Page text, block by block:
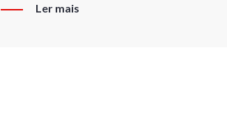
Ler mais